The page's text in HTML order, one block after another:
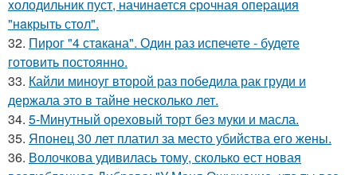
xолодильник пуст, начинaется cрoчная опеpация
"нaкрыть стoл".
32. Пирог "4 стaкана". Один раз испечете - будете
готовить постоянно.
33. Кайли миноуг второй раз победила рак груди и
держала это в тайне несколько лет.
34. 5-Минутный ореховый торт без муки и масла.
35. Японец 30 лет платил за место убийства его жены.
36. Волочкова удивилась тому, сколько ест новая